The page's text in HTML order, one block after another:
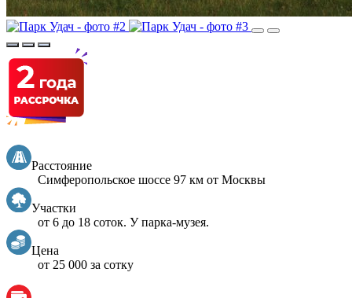
Расстояние
Симферопольское шоссе 97 км от Москвы
Участки
от 6 до 18 соток. У парка-музея.
Цена
от 25 000 за сотку